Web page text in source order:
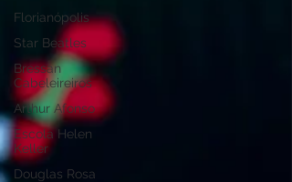
Florianópolis
Star Beatles
Bressan
Cabeleireiros
Arthur Afonso
Escola Helen
Keller
Douglas Rosa